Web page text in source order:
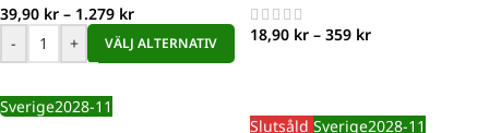
39,90 kr – 1.279 kr
-
+ VÄLJ ALTERNATIV 18,90 kr – 359 kr
Sverige2028-11
Slutsåld Sverige2028-11